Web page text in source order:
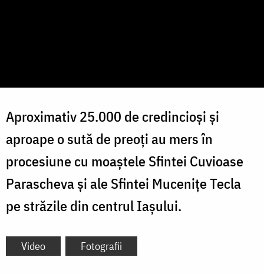
Aproximativ 25.000 de credincioși și
aproape o sută de preoți au mers în
procesiune cu moaștele Sfintei Cuvioase
Parascheva și ale Sfintei Mucenițe Tecla
pe străzile din centrul Iașului.
Video Fotografii